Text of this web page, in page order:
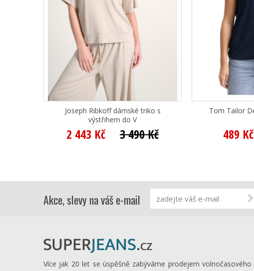
Joseph Ribkoff dámské triko s
výstřihem do V
2 443 Kč 3 490 Kč
Tom Tailor
489 Kč
Akce, slevy na váš e-mail
Více jak 20 let se úspěšně zabýváme prodejem volnočasového